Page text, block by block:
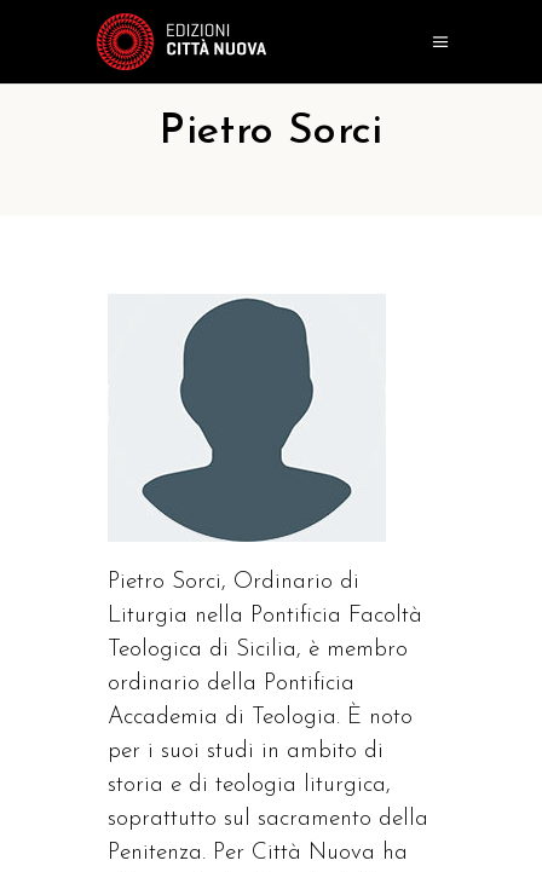
Pietro Sorci
Pietro Sorci, Ordinario di
Liturgia nella Pontificia Facoltà
Teologica di Sicilia, è membro
ordinario della Pontificia
Accademia di Teologia. È noto
per i suoi studi in ambito di
storia e di teologia liturgica,
soprattutto sul sacramento della
Penitenza. Per Città Nuova ha